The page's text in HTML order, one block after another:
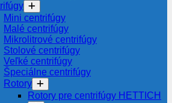
Mini centrifúgy
Malé centrifúgy
Mikrolitrové centrifúgy
Stolové centrifúgy
Veľké centrifúgy
Špeciálne centrifúgy
Rotory
Rotory pre centrifúgy HETTICH